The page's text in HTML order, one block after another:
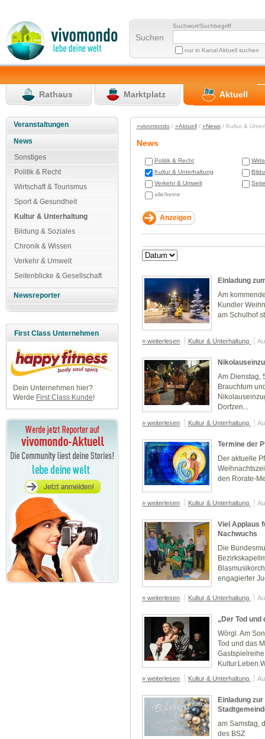
Suchen
Suchwort/Suchbegriff
nur in Kanal Aktuell suchen
Rathaus Marktplatz Aktuell
Veranstaltungen
News
Sonstiges
Politik & Recht
Wirtschaft & Tourismus
Sport & Gesundheit
Kultur & Unterhaltung
Bildung & Soziales
Chronik & Wissen
Verkehr & Umwelt
Seitenblicke & Gesellschaft
Newsreporter
First Class Unternehmen
Dein Unternehmen hier?
Werde First Class Kunde!
»vivomondo / »Aktuell/ »News/ Kultur &
News
Politik & Recht
Kultur & Unterhaltung
Verkehr & Umwelt
alle/keine
Einladung
Am
Kundler
am Schulhof
» weiterlesen Kultur & Unterhaltung
Am Dienstag,
Brauchtum
Dorfzen...
» weiterlesen Kultur & Unterhaltung
Termine der
Der aktuelle
den Rorate-
» weiterlesen Kultur & Unterhaltung
Viel Applaus
Nachwuchs
Die
engagierter
» weiterlesen Kultur & Unterhaltung
„Der Tod und
Wörgl. Am
Tod und das
» weiterlesen Kultur & Unterhaltung
Einladung
am Samstag,
des BSZ